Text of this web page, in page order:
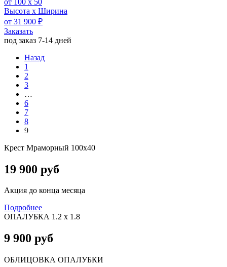
Высота х Ширина
от 31 900 ₽
Заказать
под заказ 7-14 дней
Назад
1
2
3
…
6
7
8
9
Крест Мраморный 100х40
19 900 руб
Акция до конца месяца
Подробнее
ОПАЛУБКА 1.2 х 1.8
9 900 руб
ОБЛИЦОВКА ОПАЛУБКИ